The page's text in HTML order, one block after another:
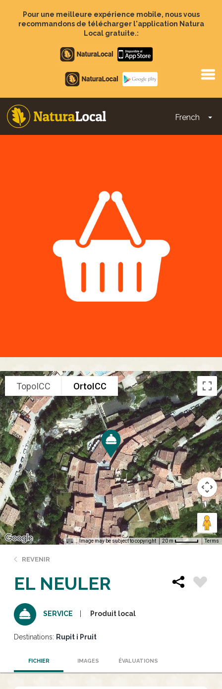
contenu
Pour une meilleure expérience mobile, nous vous
recommandons de télécharger l'application Natura
Local gratuite.:
Apple
store
Google
Play
French
Main
TopoICC OrtoICC
Image may be subject to copyright 20 m Terms
REVENIR
EL NEULER
SERVICE Produit local
Destinations: Rupit i Pruit
FICHIER IMAGES ÉVALUATIONS